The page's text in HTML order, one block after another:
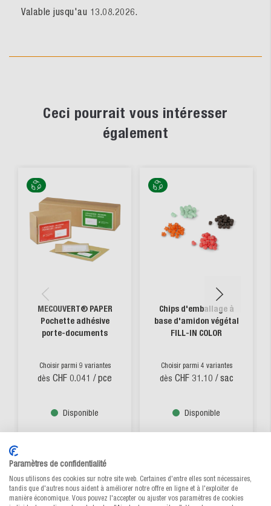
Valable jusqu'au 13.08.2026.
Ceci pourrait vous intéresser
également
MECOUVERT® PAPER
Pochette adhésive
porte-documents
Choisir parmi 9 variantes
dès CHF 0.041 / pce
Disponible
Chips d'emballage à
base d'amidon végétal
FILL-IN COLOR
Choisir parmi 4 variantes
dès CHF 31.10 / sac
Disponible
Paramètres de confidentialité
Nous utilisons des cookies sur notre site web. Certaines d'entre elles sont nécessaires,
tandis que d'autres nous aident à améliorer notre offre en ligne et à l'exploiter de
manière économique. Vous pouvez l'accepter ou ajuster vos paramètres de cookies